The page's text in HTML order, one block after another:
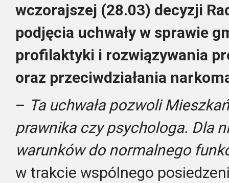
wczorajszej (28.03) decyzji
podjęcia uchwały w sprawie
profilaktyki i rozwiązywania
oraz przeciwdziałania
– Ta uchwała pozwoli
prawnika czy psychologa. Dla
warunków do normalnego
w trakcie wspólnego